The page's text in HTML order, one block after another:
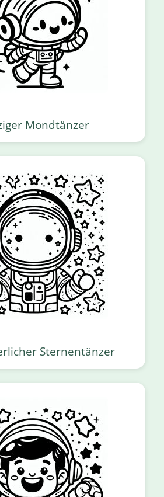
Mondtänzer
Sternentänzer